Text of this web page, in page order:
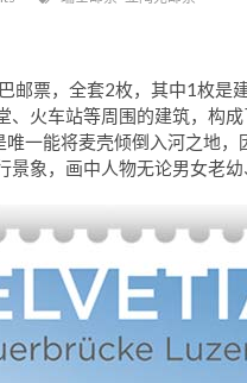
邮票，全套2枚，其中1枚是
、火车站等周围的建筑，构
唯一能将麦壳倾倒入河之地
景象，画中人物无论男女老